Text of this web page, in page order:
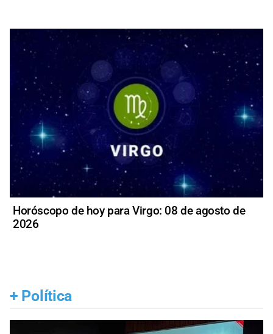
Horóscopo de hoy para Virgo: 08 de agosto de
2026
+ Política